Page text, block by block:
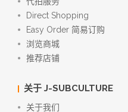
Direct Shopping
Easy Order 简易订购
浏览商城
推荐店铺
关于 J-SUBCULTURE
关于我们